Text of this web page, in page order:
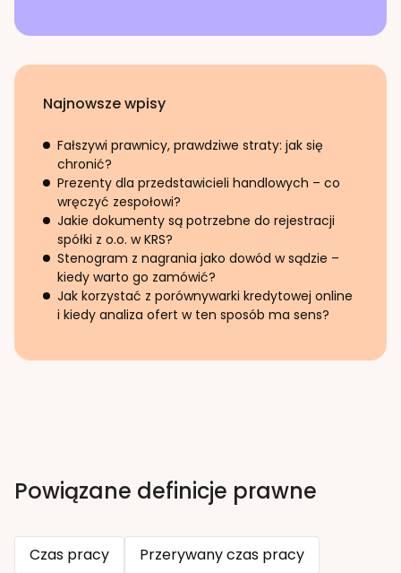
Najnowsze wpisy
Fałszywi prawnicy, prawdziwe straty: jak się
chronić?
Prezenty dla przedstawicieli handlowych – co
wręczyć zespołowi?
Jakie dokumenty są potrzebne do rejestracji
spółki z o.o. w KRS?
Stenogram z nagrania jako dowód w sądzie –
kiedy warto go zamówić?
Jak korzystać z porównywarki kredytowej online
i kiedy analiza ofert w ten sposób ma sens?
Powiązane definicje prawne
Czas pracy Przerywany czas pracy